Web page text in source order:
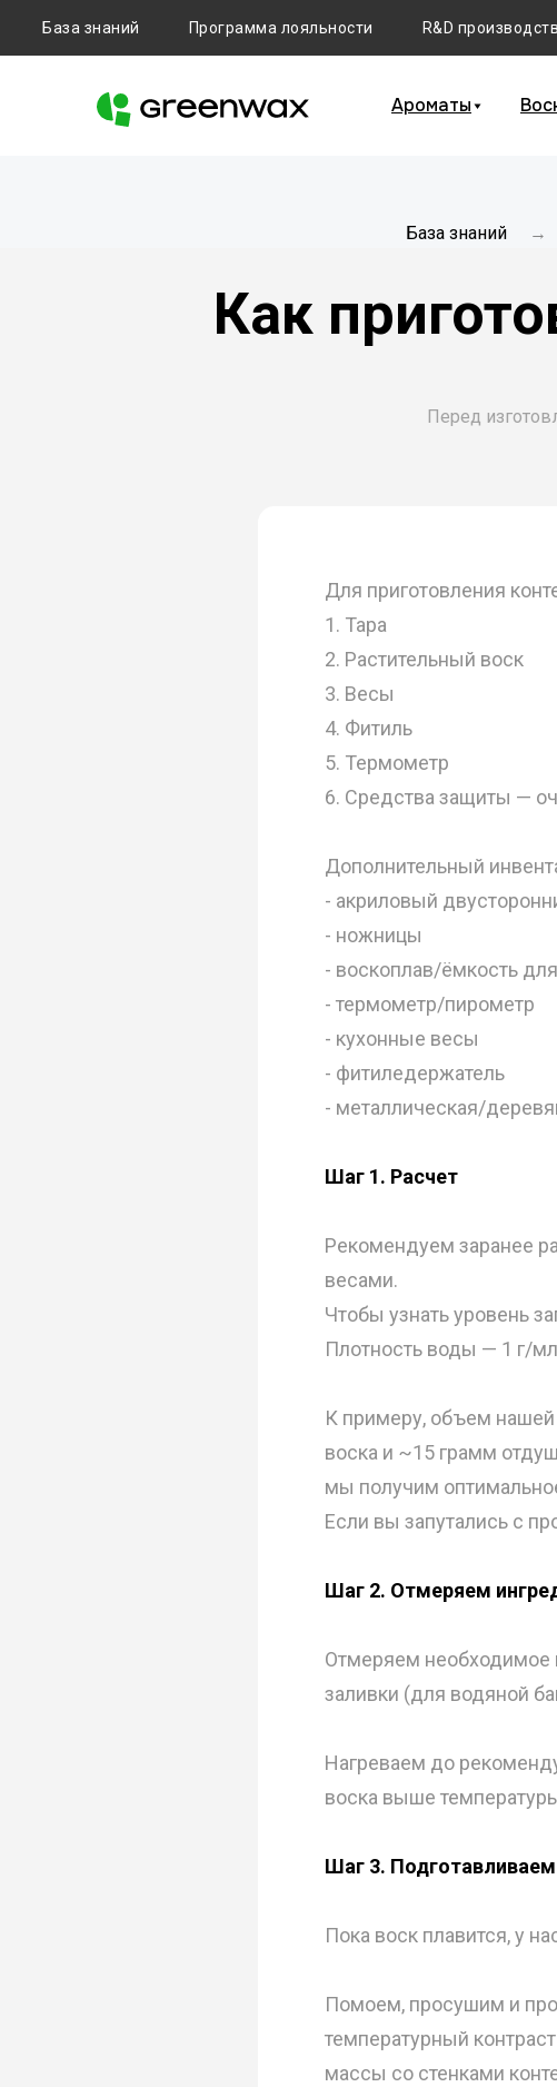
База знаний Программа лояльности R&D
Ароматы
База знаний →
Как
Перед
Для приготовления
1. Тара
2. Растительный воск
3. Весы
4. Фитиль
5. Термометр
6. Средства защиты —
Дополнительный
- акриловый
- ножницы
- воскоплав/ёмкость
- термометр/пирометр
- кухонные весы
- фитиледержатель
- металлическая/
Шаг 1. Расчет
Рекомендуем заранее
весами.
Чтобы узнать уровень
Плотность воды — 1 г/
К примеру, объем
воска и ~15 грамм
мы получим
Если вы запутались с
Шаг 2. Отмеряем
Отмеряем необходимое
заливки (для водяной
Нагреваем до
воска выше
Шаг 3. Подготавливаем
Пока воск плавится, у
Помоем, просушим и
температурный
массы со стенками